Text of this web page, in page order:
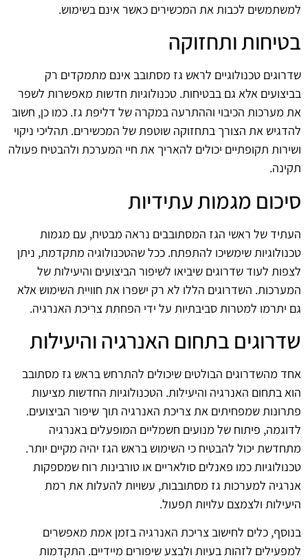
למשתמשים לכבות את המכשירים כאשר אינם בשימוש.
בטיחות ותחזוקה
שדרוגים טכנולוגיים לראש גז מסתובב אינם מתמקדים רק
בביצועים אלא גם בבטיחות. טכנולוגיות חדשות מאפשרות לשפר
את מערכות הכיבוי וההתרעה במקרה של דליפת גז. כמו כן, חשוב
להדגיש את הצורך בתחזוקה שוטפת של המכשירים. תהליכי ניקוי
ושירות תקופתיים יכולים להאריך את חיי המערכת ולהבטיח פעולה
תקינה.
סיכום מגמות עתידיות
העתיד של ראשי הגז המסתובבים נראה מבטיח, עם מגמות
טכנולוגיות שימשיכו להתפתח. ככל שהטכנולוגיה מתקדמת, ניתן
לצפות לעוד שדרוגים שיביאו לשיפור הביצועים והיעילות של
המערכות. השדרוגים הללו לא רק ישפרו את חוויית השימוש אלא
גם יתרמו למטרות סביבתיות על ידי הפחתת צריכת האנרגיה.
שדרוגים בתחום האנרגיה והיעילות
אחד מהשדרוגים הבולטים שיכולים להתרחש בראש גז מסתובב
הוא בתחום האנרגיה והיעילות. הטכנולוגיות החדשות מציעות
פתרונות שמפחיתים את צריכת האנרגיה תוך שיפור הביצועים.
לדוגמה, פיתוח של מנועים חשמליים המופעלים באנרגיה
מתחדשת יכול להבטיח כי השימוש בראש הגז יהיה מקיים יותר.
טכנולוגיות כמו פאנלים סולאריים או טורבינות רוח שמספקות
אנרגיה למערכות גז מסתובבות, עשויות להעלות את רמת
היעילות ולצמצם עלויות תפעול.
בנוסף, כלים לחישוב צריכת האנרגיה בזמן אמת מאפשרים
למפעילים לזהות בעיות ולבצע שיפורים מיידיים. התקדמות